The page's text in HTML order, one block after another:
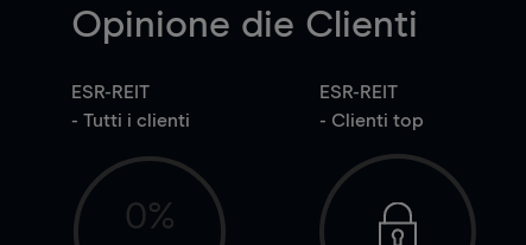
Opinione die Clienti
ESR-REIT
- Tutti i clienti
0%
ESR-REIT
- Clienti top